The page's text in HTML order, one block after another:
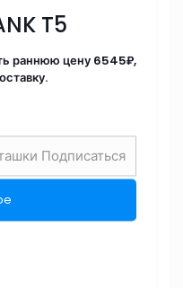
T5
раннюю цену 6545₽,